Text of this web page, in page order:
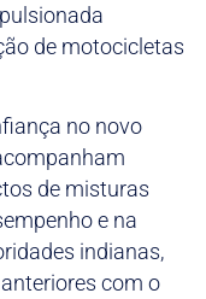
de motocicletas
no novo
de misturas
e na
indianas,
com o